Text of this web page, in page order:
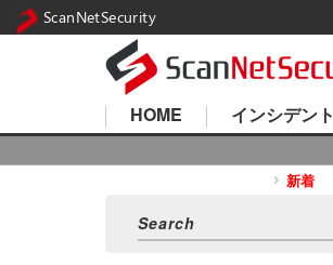
HOME インシデント
新着
ScanNetSecurity